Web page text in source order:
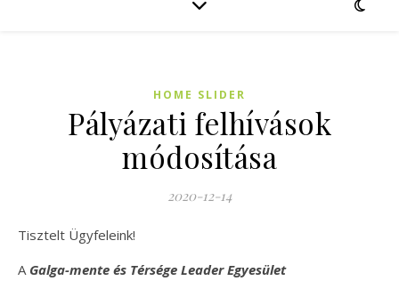
HOME SLIDER
Pályázati felhívások
módosítása
2020-12-14
Tisztelt Ügyfeleink!
A Galga-mente és Térsége Leader Egyesület